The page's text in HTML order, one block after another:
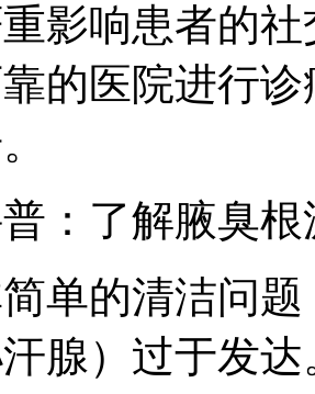
影响患者的
的医院进行
：了解腋臭根
单的清洁问
腺）过于发